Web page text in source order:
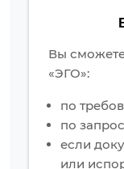
Вы
«ЭГО»:
по
по
если
или